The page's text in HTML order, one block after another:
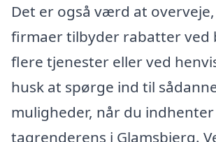
Det er også værd at
firmaer tilbyder rabatter ved
flere tjenester eller ved
husk at spørge ind til
muligheder, når du
tagrenderens i Glamsbjerg.